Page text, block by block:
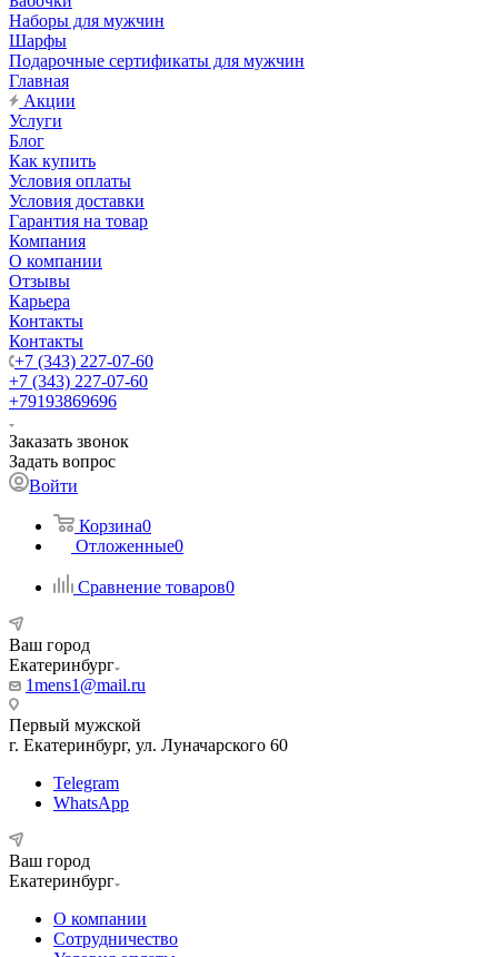
Наборы для мужчин
Шарфы
Подарочные сертификаты для мужчин
Главная
Акции
Услуги
Блог
Как купить
Условия оплаты
Условия доставки
Гарантия на товар
Компания
О компании
Отзывы
Карьера
Контакты
Контакты
+7 (343) 227-07-60
+7 (343) 227-07-60
+79193869696
Заказать звонок
Задать вопрос
Войти
Корзина0
Отложенные0
Сравнение товаров0
Ваш город
Екатеринбург
1mens1@mail.ru
Первый мужской
г. Екатеринбург, ул. Луначарского 60
Telegram
WhatsApp
Ваш город
Екатеринбург
О компании
Сотрудничество